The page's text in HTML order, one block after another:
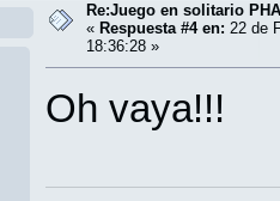
Re:Juego en solitario
« Respuesta #4 en: 22 de
18:36:28 »
Oh vaya!!!